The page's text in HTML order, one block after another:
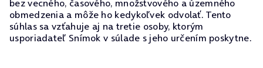
bez vecného, časového, množstvového a územného
obmedzenia a môže ho kedykoľvek odvolať. Tento
súhlas sa vzťahuje aj na tretie osoby, ktorým
usporiadateľ Snímok v súlade s jeho určením poskytne.